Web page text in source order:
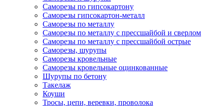
Саморезы по гипсокартону
Саморезы гипсокартон-металл
Саморезы по металлу
Саморезы по металлу с прессшайбой и сверлом
Саморезы по металлу с прессшайбой острые
Саморезы, шурупы
Саморезы кровельные
Саморезы кровельные оцинкованные
Шурупы по бетону
Такелаж
Коуши
Тросы, цепи, веревки, проволока